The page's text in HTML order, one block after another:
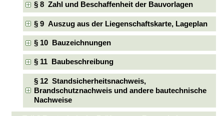
§ 8 Zahl und Beschaffenheit der Bauvorlagen
§ 9 Auszug aus der Liegenschaftskarte, Lageplan
§ 10 Bauzeichnungen
§ 11 Baubeschreibung
§ 12 Standsicherheitsnachweis,
Brandschutznachweis und andere bautechnische
Nachweise